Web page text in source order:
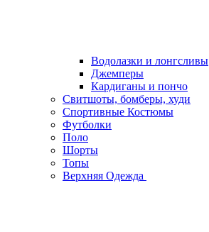
Водолазки и лонгсливы
Джемперы
Кардиганы и пончо
Свитшоты, бомберы, худи
Спортивные Костюмы
Футболки
Поло
Шорты
Топы
Верхняя Одежда